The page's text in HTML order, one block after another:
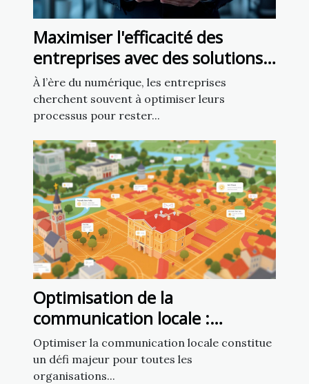
Maximiser l'efficacité des
entreprises avec des solutions
numériques personnalisées
À l’ère du numérique, les entreprises
cherchent souvent à optimiser leurs
processus pour rester...
Optimisation de la
communication locale :
exploiter un fichier d’emails de
mairies
Optimiser la communication locale constitue
un défi majeur pour toutes les
organisations...